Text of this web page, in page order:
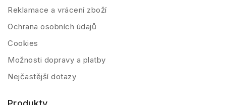
Reklamace a vrácení zboží
Ochrana osobních údajů
Cookies
Možnosti dopravy a platby
Nejčastější dotazy